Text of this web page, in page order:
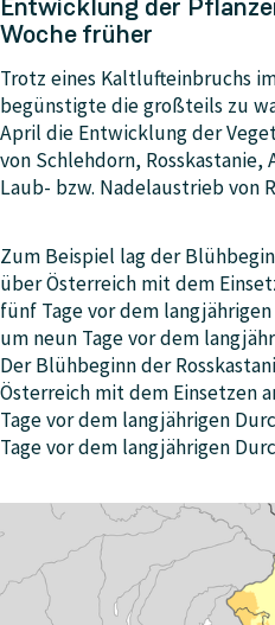
Entwicklung der
Woche früher
Trotz eines Kaltlufteinbruchs
begünstigte die großteils zu
April die Entwicklung der
von Schlehdorn,
Laub- bzw. Nadelaustrieb von
Zum Beispiel lag der
über Österreich mit dem
fünf Tage vor dem
um neun Tage vor dem
Der Blühbeginn der
Österreich mit dem Einsetzen
Tage vor dem langjährigen
Tage vor dem langjährigen